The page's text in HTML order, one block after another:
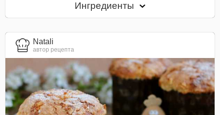
Ингредиенты
Natali
автор рецепта